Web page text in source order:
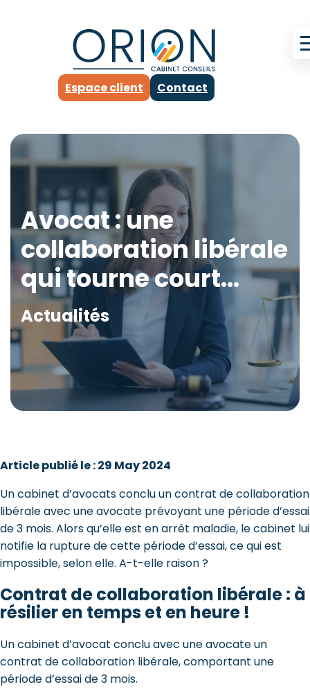
Espace client Contact
Avocat : une
collaboration libérale
qui tourne court…
Actualités
Article publié le : 29 May 2024
Un cabinet d’avocats conclu un contrat de collaboration
libérale avec une avocate prévoyant une période d’essai
de 3 mois. Alors qu’elle est en arrêt maladie, le cabinet lui
notifie la rupture de cette période d’essai, ce qui est
impossible, selon elle. A-t-elle raison ?
Contrat de collaboration libérale : à
résilier en temps et en heure !
Un cabinet d’avocat conclu avec une avocate un
contrat de collaboration libérale, comportant une
période d’essai de 3 mois.